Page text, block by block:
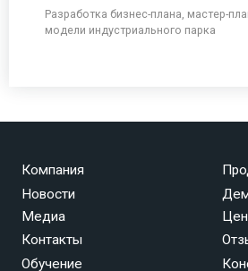
Разработка бизнес-плана, мастер-
модели индустриального парка
Компания
Новости
Медиа
Контакты
Обучение